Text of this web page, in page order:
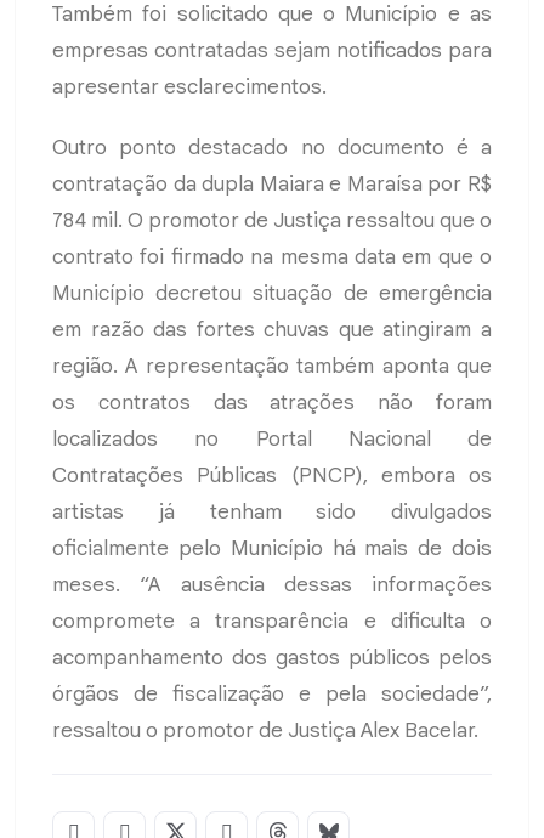
Também foi solicitado que o Município e as
empresas contratadas sejam notificados para
apresentar esclarecimentos.
Outro ponto destacado no documento é a
contratação da dupla Maiara e Maraísa por R$
784 mil. O promotor de Justiça ressaltou que o
contrato foi firmado na mesma data em que o
Município decretou situação de emergência
em razão das fortes chuvas que atingiram a
região. A representação também aponta que
os contratos das atrações não foram
localizados no Portal Nacional de
Contratações Públicas (PNCP), embora os
artistas já tenham sido divulgados
oficialmente pelo Município há mais de dois
meses. “A ausência dessas informações
compromete a transparência e dificulta o
acompanhamento dos gastos públicos pelos
órgãos de fiscalização e pela sociedade”,
ressaltou o promotor de Justiça Alex Bacelar.